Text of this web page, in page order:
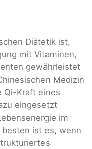
Diätetik ist,
mit Vitaminen,
gewährleistet
Medizin
Qi-Kraft eines
eingesetzt
im
besten ist es, wenn